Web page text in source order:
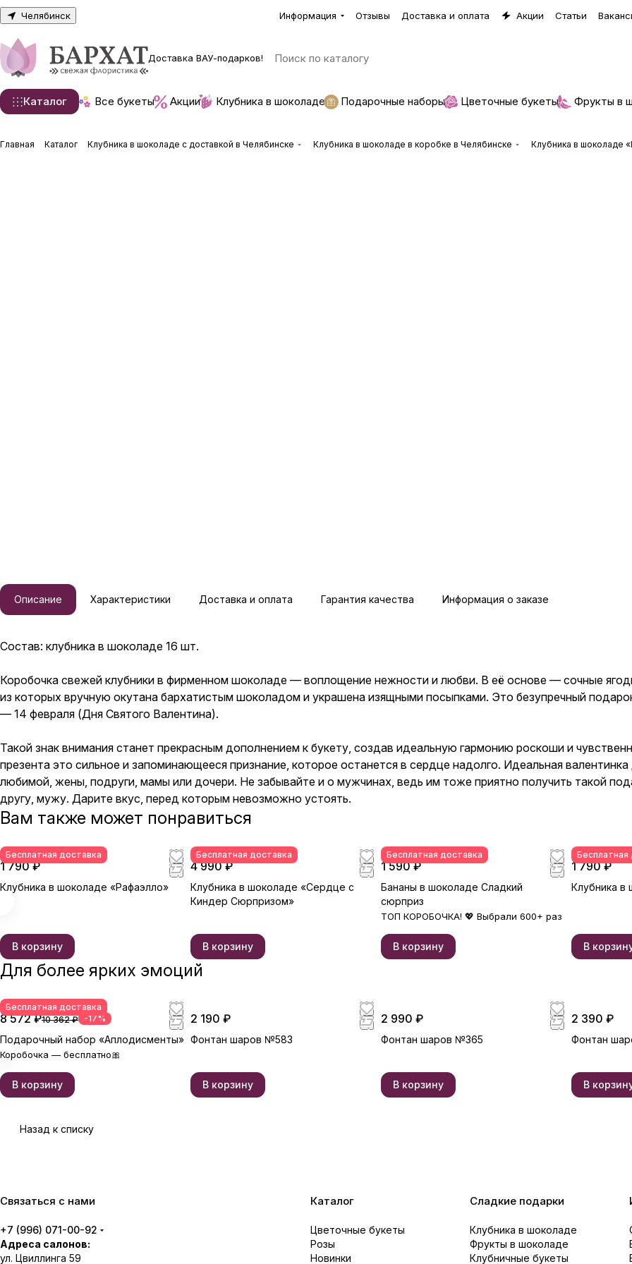
Челябинск Информация Отзывы Доставка и оплата Акции Статьи
Доставка ВАУ-подарков!
Каталог Все букеты Акции Клубника в шоколаде Подарочные наборы Цветочные букеты Фрукты в
Главная Каталог Клубника в шоколаде с доставкой в Челябинске Клубника в шоколаде в коробке в Челябинске Клубника в шоколаде
Описание Характеристики Доставка и оплата Гарантия качества Информация о заказе
Состав: клубника в шоколаде 16 шт.
Коробочка свежей клубники в фирменном шоколаде — воплощение нежности и любви. В её основе — сочные
из которых вручную окутана бархатистым шоколадом и украшена изящными посыпками. Это безупречный
— 14 февраля (Дня Святого Валентина).
Такой знак внимания станет прекрасным дополнением к букету, создав идеальную гармонию роскоши и
презента это сильное и запоминающееся признание, которое останется в сердце надолго. Идеальная
любимой, жены, подруги, мамы или дочери. Не забывайте и о мужчинах, ведь им тоже приятно получить такой
другу, мужу. Дарите вкус, перед которым невозможно устоять.
Вам также может понравиться
Бесплатная доставка
1 790 ₽
Клубника в шоколаде «Рафаэлло»
В корзину
Бесплатная доставка
4 990 ₽
Клубника в шоколаде «Сердце с
Киндер Сюрпризом»
В корзину
Бесплатная доставка
1 590 ₽
Бананы в шоколаде Сладкий
сюрприз
ТОП КОРОБОЧКА! 💖 Выбрали 600+ раз
В корзину
Бесплатная
1 790 ₽
Клубника
В
Для более ярких эмоций
Бесплатная доставка
8 572 ₽10 362 ₽ -17%
Подарочный набор «Аплодисменты»
Коробочка — бесплатно🎀
В корзину
2 190 ₽
Фонтан шаров №583
В корзину
2 990 ₽
Фонтан шаров №365
В корзину
2 390 ₽
Фонтан
В
Назад к списку
Связаться с нами
+7 (996) 071-00-92
Адреса салонов:
ул. Цвиллинга 59
Каталог
Цветочные букеты
Розы
Новинки
Сладкие подарки
Клубника в шоколаде
Фрукты в шоколаде
Клубничные букеты